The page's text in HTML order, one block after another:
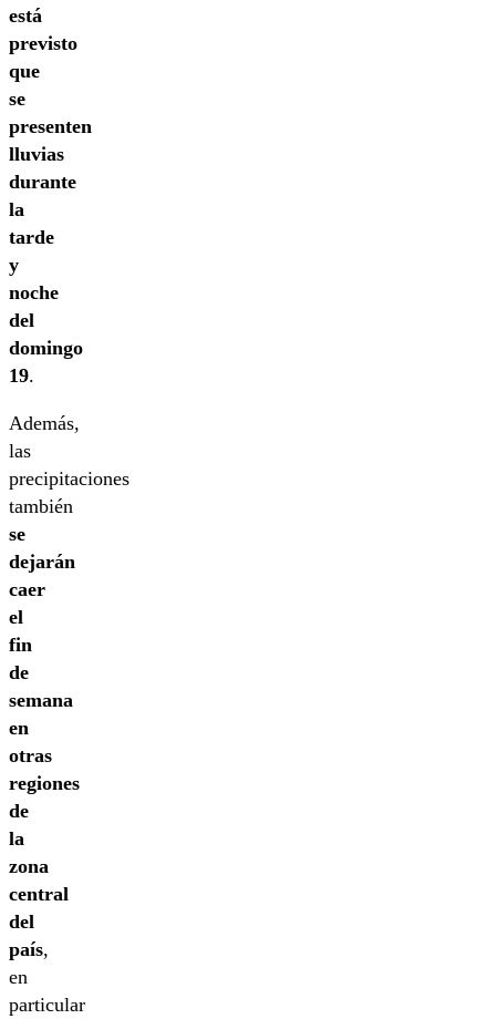
está
previsto
que
se
presenten
lluvias
durante
la
tarde
y
noche
del
domingo
19.
Además,
las
precipitaciones
también
se
dejarán
caer
el
fin
de
semana
en
otras
regiones
de
la
zona
central
del
país,
en
particular